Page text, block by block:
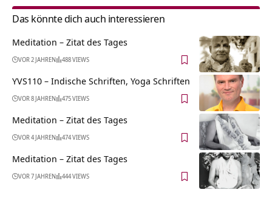
Das könnte dich auch interessieren
Meditation – Zitat des Tages
VOR 2 JAHREN 488 VIEWS
YVS110 – Indische Schriften, Yoga Schriften
VOR 8 JAHREN 475 VIEWS
Meditation – Zitat des Tages
VOR 4 JAHREN 474 VIEWS
Meditation – Zitat des Tages
VOR 7 JAHREN 444 VIEWS